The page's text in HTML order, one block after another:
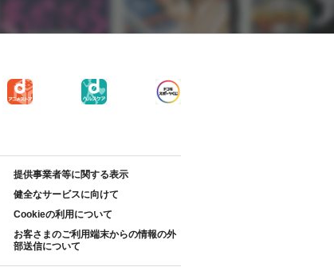
提供事業者等に関する表示
健全なサービスに向けて
Cookieの利用について
お客さまのご利用端末からの情報の外
部送信について